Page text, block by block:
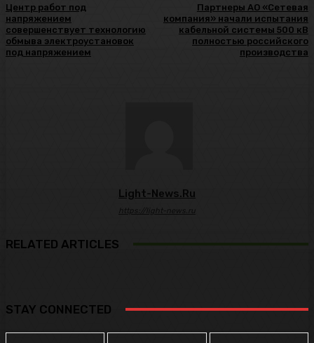
Центр работ под
напряжением
совершенствует технологию
обмыва электроустановок
под напряжением
Партнеры АО «Сетевая
компания» начали испытания
кабельной системы 500 кВ
полностью российского
производства
Light-News.ru
https://light-news.ru
RELATED ARTICLES
STAY CONNECTED